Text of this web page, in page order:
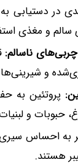
در دستیابی
سالم و مغذی
ناسالم:
و شیرینی‌ها
پروتئین به
حبوبات و
به احساس
هستند.